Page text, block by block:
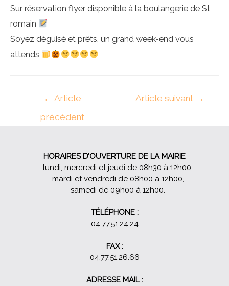
Sur réservation flyer disponible à la boulangerie de St
romain
Soyez déguisé et prêts, un grand week-end vous
attends
Navigation
← Article
précédent
Article suivant →
HORAIRES D’OUVERTURE DE LA MAIRIE
– lundi, mercredi et jeudi de 08h30 à 12h00,
– mardi et vendredi de 08h00 à 12h00,
– samedi de 09h00 à 12h00.
TÉLÉPHONE :
04.77.51.24.24
FAX :
04.77.51.26.66
ADRESSE MAIL :